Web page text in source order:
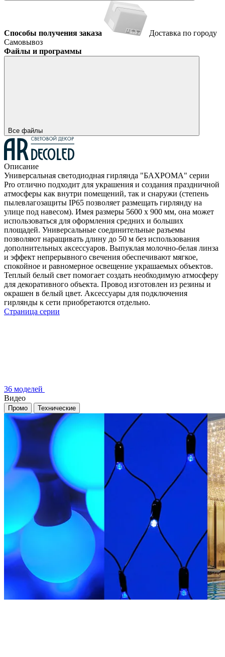
Способы получения заказа
Доставка по городу
Самовывоз
Файлы и программы
Все файлы
Описание
Универсальная светодиодная гирлянда "БАХРОМА" серии
Pro отлично подходит для украшения и создания праздничной
атмосферы как внутри помещений, так и снаружи (степень
пылевлагозащиты IP65 позволяет размещать гирлянду на
улице под навесом). Имея размеры 5600 x 900 мм, она может
использоваться для оформления средних и больших
площадей. Универсальные соединительные разъемы
позволяют наращивать длину до 50 м без использования
дополнительных аксессуаров. Выпуклая молочно-белая линза
и эффект непрерывного свечения обеспечивают мягкое,
спокойное и равномерное освещение украшаемых объектов.
Теплый белый свет помогает создать необходимую атмосферу
для декоративного объекта. Провод изготовлен из резины и
окрашен в белый цвет. Аксессуары для подключения
гирлянды к сети приобретаются отдельно.
Страница серии
36 моделей
Видео
Промо Технические